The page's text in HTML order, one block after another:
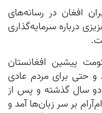
افغان در رسانه‌های
درباره سرمایه‌گذاری
پیشین افغانستان
و حتی برای مردم عادی
دو سال گذشته و پس از
بر سر زبان‌ها آمد و